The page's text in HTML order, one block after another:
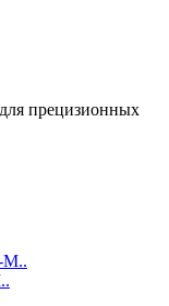
прецизионных